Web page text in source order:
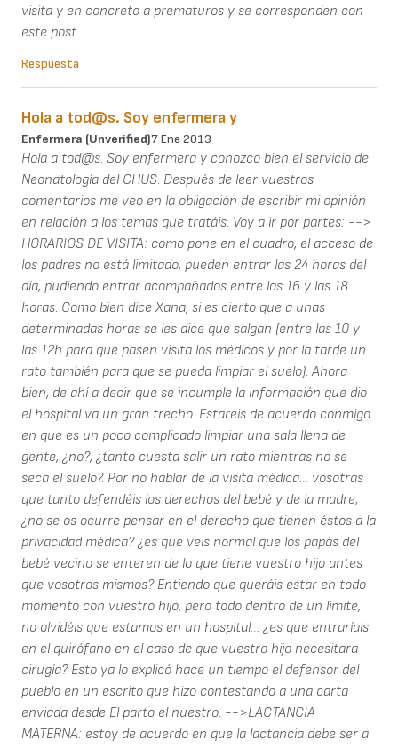
visita y en concreto a prematuros y se corresponden con
este post.
Respuesta
Hola a tod@s. Soy enfermera y
Enfermera (unverified)7 Ene 2013
Hola a tod@s. Soy enfermera y conozco bien el servicio de
Neonatología del CHUS. Después de leer vuestros
comentarios me veo en la obligación de escribir mi opinión
en relación a los temas que tratáis. Voy a ir por partes: -->
HORARIOS DE VISITA: como pone en el cuadro, el acceso de
los padres no está limitado, pueden entrar las 24 horas del
día, pudiendo entrar acompañados entre las 16 y las 18
horas. Como bien dice Xana, si es cierto que a unas
determinadas horas se les dice que salgan (entre las 10 y
las 12h para que pasen visita los médicos y por la tarde un
rato también para que se pueda limpiar el suelo). Ahora
bien, de ahí a decir que se incumple la información que dio
el hospital va un gran trecho. Estaréis de acuerdo conmigo
en que es un poco complicado limpiar una sala llena de
gente, ¿no?, ¿tanto cuesta salir un rato mientras no se
seca el suelo?. Por no hablar de la visita médica… vosotras
que tanto defendéis los derechos del bebé y de la madre,
¿no se os ocurre pensar en el derecho que tienen éstos a la
privacidad médica? ¿es que veis normal que los papás del
bebé vecino se enteren de lo que tiene vuestro hijo antes
que vosotros mismos? Entiendo que queráis estar en todo
momento con vuestro hijo, pero todo dentro de un límite,
no olvidéis que estamos en un hospital… ¿es que entraríais
en el quirófano en el caso de que vuestro hijo necesitara
cirugía? Esto ya lo explicó hace un tiempo el defensor del
pueblo en un escrito que hizo contestando a una carta
enviada desde El parto el nuestro. -->LACTANCIA
MATERNA: estoy de acuerdo en que la lactancia debe ser a